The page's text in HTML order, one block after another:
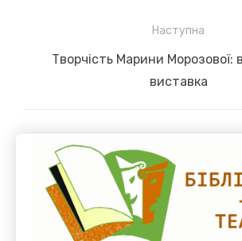
Наступна
NextТворчість Марини Морозової:
виставка